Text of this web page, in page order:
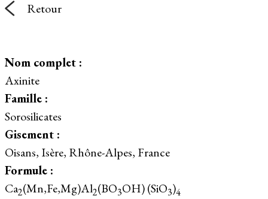
Retour
Nom complet :
Axinite
Famille :
Sorosilicates
Gisement :
Oisans, Isère, Rhône-Alpes, France
Formule :
Ca2(Mn,Fe,Mg)Al2(BO3OH) (SiO3)4